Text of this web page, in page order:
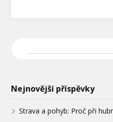
Nejnovější příspěvky
Strava a pohyb: Proč při